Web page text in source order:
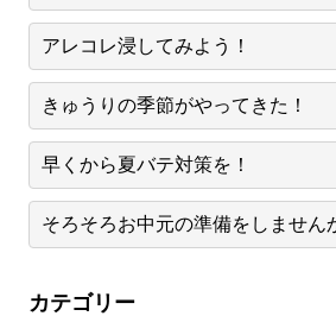
アレコレ浸してみよう！
きゅうりの季節がやってきた！
早くから夏バテ対策を！
そろそろお中元の準備をしません
カテゴリー